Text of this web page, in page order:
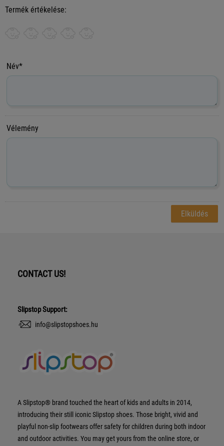
Termék értékelése:
Név*
Vélemény
CONTACT US!
Slipstop Support:
info@slipstopshoes.hu
A Slipstop® brand touched the heart of kids and adults in 2014,
introducing their still iconic Slipstop shoes. Those bright, vivid and
playful non-slip footwears offer safety for children during both indoor
and outdoor activities. You may get yours from the online store, or